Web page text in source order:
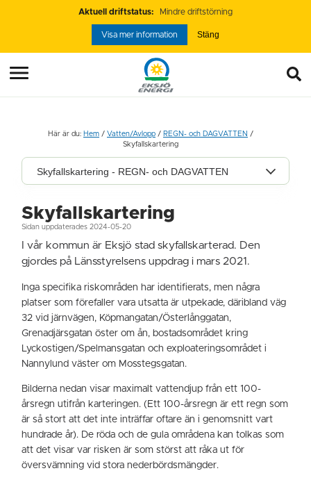
Aktuell driftstatus: Mindre driftstörning
Visa mer information Stäng
Skyfallskartering
Sidan uppdaterades 2024-05-20
I vår kommun är Eksjö stad skyfallskarterad. Den
gjordes på Länsstyrelsens uppdrag i mars 2021.
Inga specifika riskområden har identifierats, men några
platser som förefaller vara utsatta är utpekade, däribland väg
32 vid järnvägen, Köpmangatan/Österlånggatan,
Grenadjärsgatan öster om ån, bostadsområdet kring
Lyckostigen/Spelmansgatan och exploateringsområdet i
Nannylund väster om Mosstegsgatan.
Bilderna nedan visar maximalt vattendjup från ett 100-
årsregn utifrån karteringen. (Ett 100-årsregn är ett regn som
är så stort att det inte inträffar oftare än i genomsnitt vart
hundrade år). De röda och de gula områdena kan tolkas som
att det visar var risken är som störst att råka ut för
översvämning vid stora nederbördsmängder.
Här är du: Hem / Vatten/Avlopp / REGN- och DAGVATTEN /
Skyfallskartering
Skyfallskartering - REGN- och DAGVATTEN